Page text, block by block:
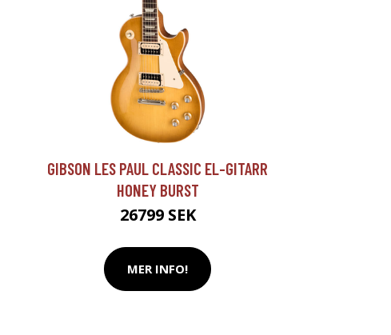
GIBSON LES PAUL CLASSIC EL-GITARR
HONEY BURST
26799 SEK
MER INFO!